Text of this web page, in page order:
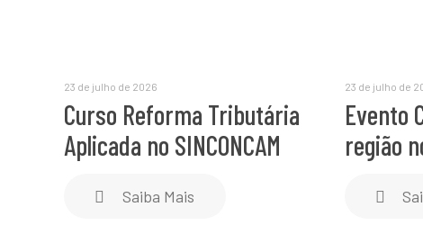
23 de julho de 2026
Curso Reforma Tributária
Aplicada no SINCONCAM
Saiba Mais
23 de julho de
Evento
região